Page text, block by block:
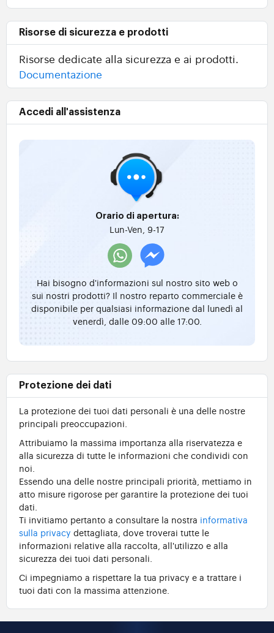
Risorse di sicurezza e prodotti
Risorse dedicate alla sicurezza e ai prodotti.
Documentazione
Accedi all'assistenza
Orario di apertura:
Lun-Ven, 9-17
Hai bisogno d'informazioni sul nostro sito web o
sui nostri prodotti? Il nostro reparto commerciale è
disponibile per qualsiasi informazione dal lunedì al
venerdì, dalle 09:00 alle 17:00.
Protezione dei dati
La protezione dei tuoi dati personali è una delle nostre
principali preoccupazioni.
Attribuiamo la massima importanza alla riservatezza e
alla sicurezza di tutte le informazioni che condividi con
noi.
Essendo una delle nostre principali priorità, mettiamo in
atto misure rigorose per garantire la protezione dei tuoi
dati.
Ti invitiamo pertanto a consultare la nostra informativa
sulla privacy dettagliata, dove troverai tutte le
informazioni relative alla raccolta, all'utilizzo e alla
sicurezza dei tuoi dati personali.
Ci impegniamo a rispettare la tua privacy e a trattare i
tuoi dati con la massima attenzione.